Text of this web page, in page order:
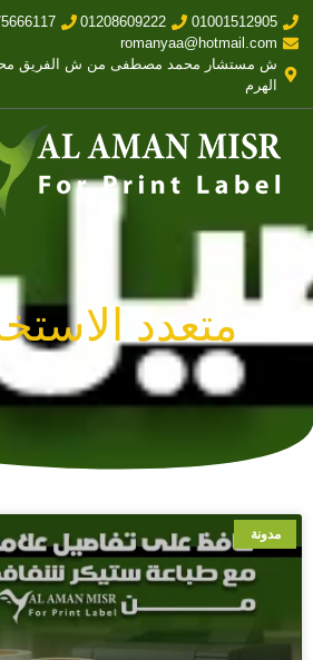
01001512905
01208609222
romanyaa@hotmail.com
ش مستشار محمد مصطفى من ش الفريق
الهرم
متعدد
مدونة